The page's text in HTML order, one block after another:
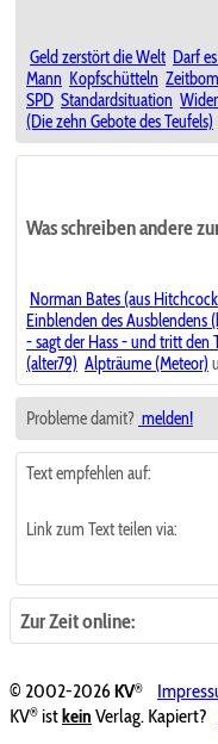
Geld zerstört die Welt Darf
Mann Kopfschütteln
SPD Standardsituation
(Die zehn Gebote des Teufels)
Was schreiben andere
Norman Bates (aus
Einblenden des Ausblendens
- sagt der Hass - und tritt den
(alter79) Alpträume (Meteor)
Probleme damit? melden!
Text empfehlen auf:
Link zum Text teilen via:
Zur Zeit online:
© 2002-2026KV®
KV® ist kein Verlag. Kapiert?